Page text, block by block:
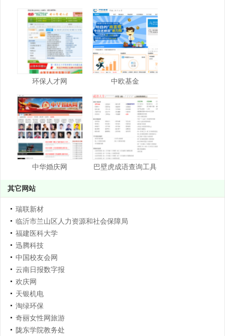
环保人才网 中欧基金
中华婚庆网 巴壁虎成语查询工具
其它网站
瑞联新材
临沂市兰山区人力资源和社会保障局
福建医科大学
迅腾科技
中国校友会网
云南日报数字报
欢庆网
天银机电
淘绿环保
奇丽女性网旅游
陇东学院教务处